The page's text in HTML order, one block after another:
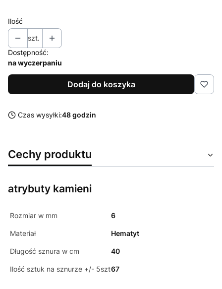
Ilość
szt.
Dostępność:
na wyczerpaniu
Dodaj do koszyka
Czas wysyłki:48 godzin
Cechy produktu
atrybuty kamieni
Rozmiar w mm 6
Materiał Hematyt
Długość sznura w cm 40
Ilość sztuk na sznurze +/- 5szt67